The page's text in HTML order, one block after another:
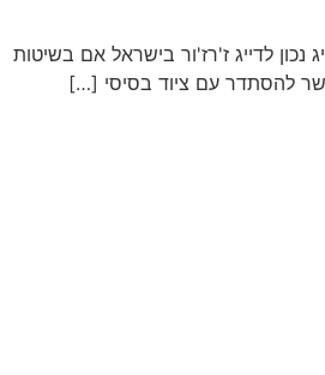
נכון לדייג ז'רז'ור בישראל אם בשיטות
להסתדר עם ציוד בסיסי […]